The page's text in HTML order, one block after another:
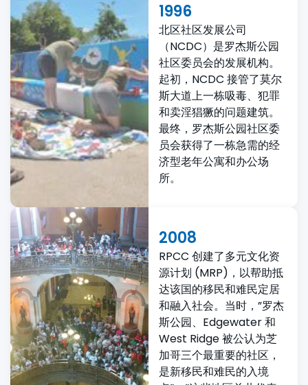
1996
北区社区发展公司
（NCDC）是罗杰斯公园
社区委员会的发展机构。
起初，NCDC 接管了莫尔
斯大道上一栋吸毒、犯罪
和卖淫猖獗的问题建筑。
最终，罗杰斯公园社区委
员会获得了一栋急需的经
济型老年公寓和办公场
所。
2008
RPCC 创建了多元文化资
源计划 (MRP)，以帮助抵
达该国的移民和难民定居
和融入社会。当时，”罗杰
斯公园、Edgewater 和
West Ridge 被公认为芝
加哥三个最重要的社区，
是新移民和难民的入境